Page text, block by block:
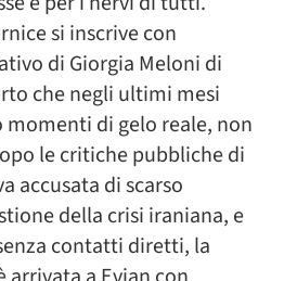
si inscrive con
di Giorgia Meloni di
che negli ultimi mesi
momenti di gelo reale, non
le critiche pubbliche di
accusata di scarso
della crisi iraniana, e
contatti diretti, la